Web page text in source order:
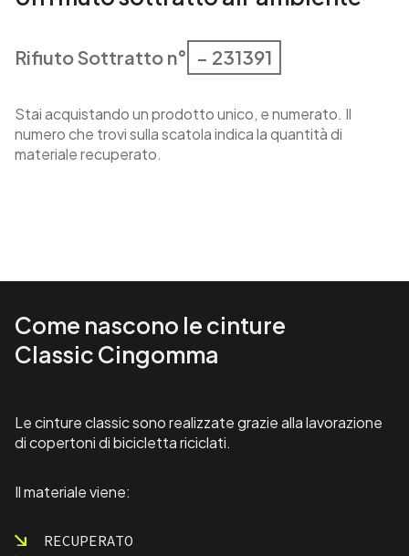
Rifiuto Sottratto n° – 231391
Stai acquistando un prodotto unico, e numerato. Il
numero che trovi sulla scatola indica la quantità di
materiale recuperato.
Come nascono le cinture
Classic Cingomma
Le cinture classic sono realizzate grazie alla lavorazione
di copertoni di bicicletta riciclati.
Il materiale viene:
RECUPERATO